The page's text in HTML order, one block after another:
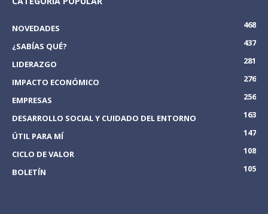
NOVEDADES
468
¿SABÍAS QUÉ?
437
LIDERAZGO
281
IMPACTO ECONÓMICO
276
EMPRESAS
256
DESARROLLO SOCIAL Y CUIDADO DEL ENTORNO
163
ÚTIL PARA MÍ
147
CICLO DE VALOR
108
BOLETÍN
105